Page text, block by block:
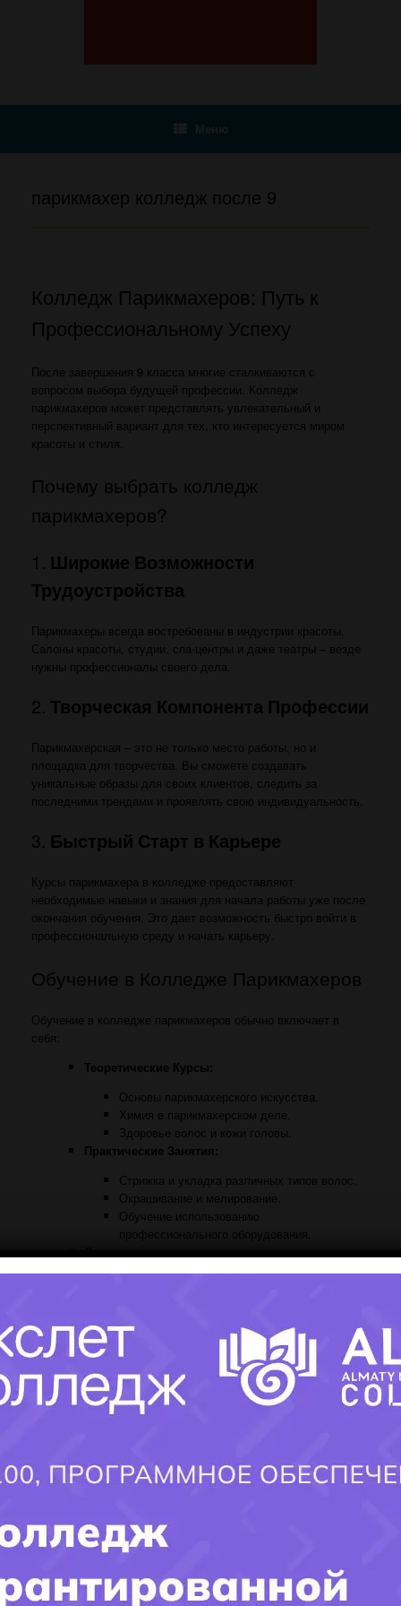
Меню
парикмахер колледж после 9
Колледж Парикмахеров: Путь к
Профессиональному Успеху
После завершения 9 класса многие сталкиваются с
вопросом выбора будущей профессии. Колледж
парикмахеров может представлять увлекательный и
перспективный вариант для тех, кто интересуется миром
красоты и стиля.
Почему выбрать колледж
парикмахеров?
1. Широкие Возможности
Трудоустройства
Парикмахеры всегда востребованы в индустрии красоты.
Салоны красоты, студии, спа-центры и даже театры – везде
нужны профессионалы своего дела.
2. Творческая Компонента Профессии
Парикмахерская – это не только место работы, но и
площадка для творчества. Вы сможете создавать
уникальные образы для своих клиентов, следить за
последними трендами и проявлять свою индивидуальность.
3. Быстрый Старт в Карьере
Курсы парикмахера в колледже предоставляют
необходимые навыки и знания для начала работы уже после
окончания обучения. Это дает возможность быстро войти в
профессиональную среду и начать карьеру.
Обучение в Колледже Парикмахеров
Обучение в колледже парикмахеров обычно включает в
себя:
Теоретические Курсы:
Основы парикмахерского искусства.
Химия в парикмахерском деле.
Здоровье волос и кожи головы.
Практические Занятия:
Стрижка и укладка различных типов волос.
Окрашивание и мелирование.
Обучение использованию
профессионального оборудования.
Вывод
Колледж парикмахеров – это отличный выбор для тех, кто
стремится к креативной и востребованной профессии
Обучение в таком учебном заведении откроет перед вами
области.
Заполните форму и получите ответ
на интересующий ВАС вопрос!!!
×